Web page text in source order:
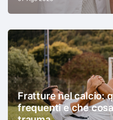
Fratture nel calcio:
frequenti e che